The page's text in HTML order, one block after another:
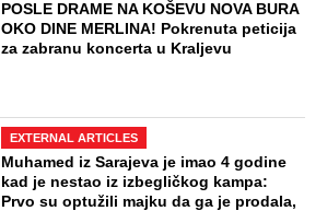
POSLE DRAME NA KOŠEVU NOVA BURA
OKO DINE MERLINA! Pokrenuta peticija
za zabranu koncerta u Kraljevu
EXTERNAL ARTICLES
Muhamed iz Sarajeva je imao 4 godine
kad je nestao iz izbegličkog kampa:
Prvo su optužili majku da ga je prodala,